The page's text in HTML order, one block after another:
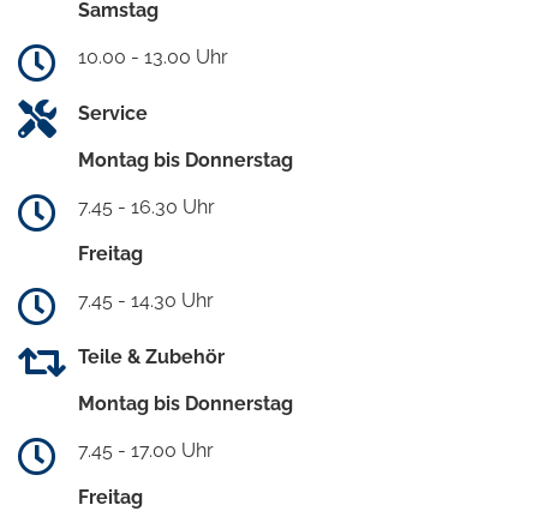
Samstag
10.00 - 13.00 Uhr
Service
Montag bis Donnerstag
7.45 - 16.30 Uhr
Freitag
7.45 - 14.30 Uhr
Teile & Zubehör
Montag bis Donnerstag
7.45 - 17.00 Uhr
Freitag